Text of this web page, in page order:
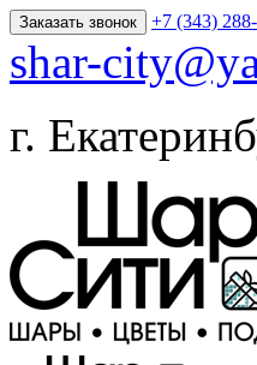
Заказать звонок +7 (343)
shar-
г.